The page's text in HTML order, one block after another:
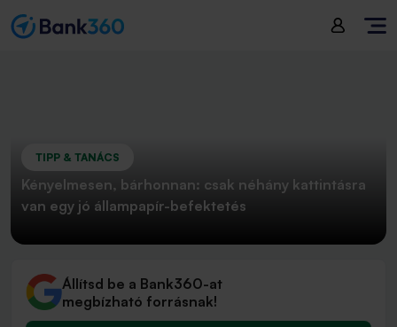
TIPP & TANÁCS
Kényelmesen, bárhonnan: csak néhány kattintásra
van egy jó állampapír-befektetés
Állítsd be a Bank360-at
megbízható forrásnak!